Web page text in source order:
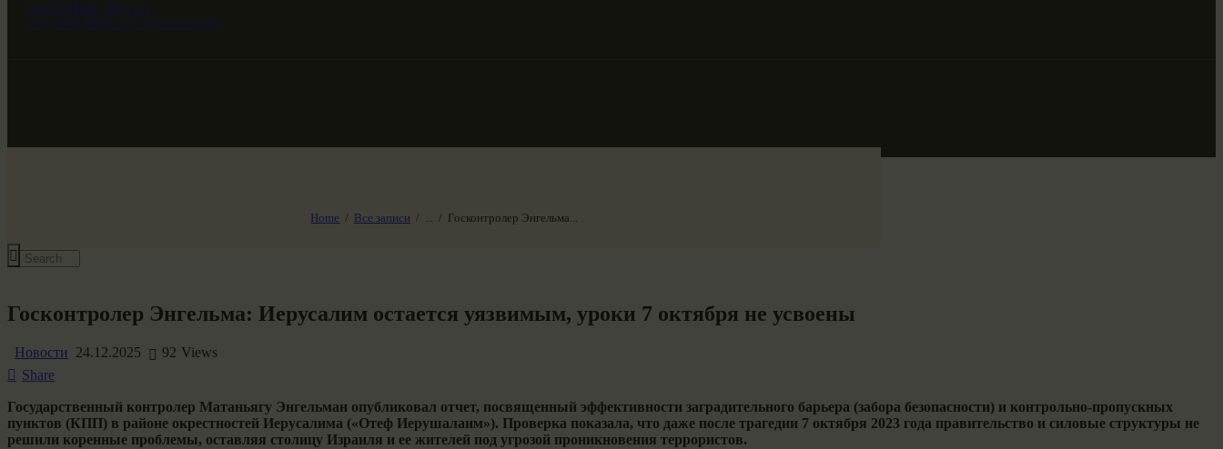
ЗВЕЗДНЫЕ ВРАТА
НАШ МИР ВЧЕРА СЕГОДНЯ И ЗАВТРА
Home Все записи ... Госконтролер Энгельма...
Госконтролер Энгельма: Иерусалим остается уязвимым, уроки 7 октября не усвоены
Новости 24.12.2025 92 Views
Share
Государственный контролер Матаньягу Энгельман опубликовал отчет, посвященный эффективности заградительного барьера (забора безопасности) и контрольно-пропускных
пунктов (КПП) в районе окрестностей Иерусалима («Отеф Иерушалаим»). Проверка показала, что даже после трагедии 7 октября 2023 года правительство и силовые структуры не
решили коренные проблемы, оставляя столицу Израиля и ее жителей под угрозой проникновения террористов.